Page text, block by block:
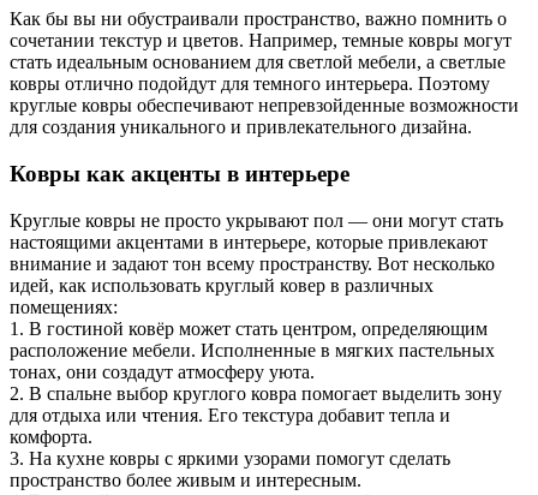
Как бы вы ни обустраивали пространство, важно помнить о
сочетании текстур и цветов. Например, темные ковры могут
стать идеальным основанием для светлой мебели, а светлые
ковры отлично подойдут для темного интерьера. Поэтому
круглые ковры обеспечивают непревзойденные возможности
для создания уникального и привлекательного дизайна.
Ковры как акценты в интерьере
Круглые ковры не просто укрывают пол — они могут стать
настоящими акцентами в интерьере, которые привлекают
внимание и задают тон всему пространству. Вот несколько
идей, как использовать круглый ковер в различных
помещениях:
1. В гостиной ковёр может стать центром, определяющим
расположение мебели. Исполненные в мягких пастельных
тонах, они создадут атмосферу уюта.
2. В спальне выбор круглого ковра помогает выделить зону
для отдыха или чтения. Его текстура добавит тепла и
комфорта.
3. На кухне ковры с яркими узорами помогут сделать
пространство более живым и интересным.